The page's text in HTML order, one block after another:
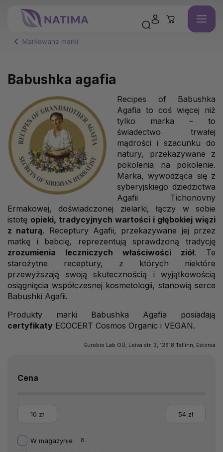
Markowane marki
Babushka agafia
Recipes of Babushka
Agafia to coś więcej niż
tylko marka – to
świadectwo trwałej
mądrości i szacunku do
natury, przekazywane z
pokolenia na pokolenie.
Marka, wywodząca się z
syberyjskiego dziedzictwa
Agafii Tichonovny
Ermakowej, doświadczonej zielarki, łączy w sobie
istotę opieki, tradycyjnych wartości i głębokiej więzi
z naturą. Receptury Agafii, przekazywane jej przez
matkę i babcię, reprezentują sprawdzoną tradycję
zrozumienia leczniczych właściwości ziół. Te
starożytne receptury, z których niektóre
przewyższają swoją skutecznością i wyjątkowością
osiągnięcia współczesnej kosmetologii, stanowią serce
Babushki Agafii.
Produkty marki Babushka Agafia posiadają
certyfikaty ECOCERT Cosmos Organic i VEGAN.
Eurobio Lab OÜ, Leiva str. 3, 12618 Tallinn, Estonia
Cena
10 zł 54 zł
W magazynie 8